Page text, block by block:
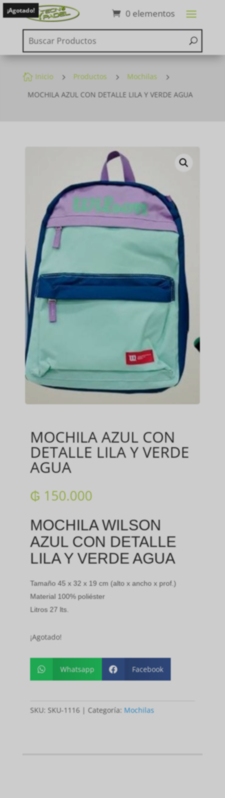
0 elementos
¡Agotado!
 Inicio 5 Productos 5 Mochilas 5
MOCHILA AZUL CON DETALLE LILA Y VERDE AGUA
MOCHILA AZUL CON
DETALLE LILA Y VERDE
AGUA
₲ 150.000
MOCHILA WILSON
AZUL CON DETALLE
LILA Y VERDE AGUA
Tamaño 45 x 32 x 19 cm (alto x ancho x prof.)
Material 100% poliéster
Litros 27 lts.
¡Agotado!
 Whatsapp  Facebook
SKU: SKU-1116 Categoría: Mochilas